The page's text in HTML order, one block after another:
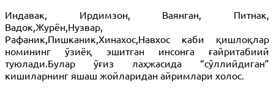
Индавак, Ирдимзон, Ваянган, Питнак,
Вадок,Журён,Нузвар,
Рафаник,Пишканик,Хинахос,Навхос каби қишлоқлар
номининг ўзиёқ эшитган инсонга ғайритабиий
туюлади.Булар ўғиз лаҳжасида “сўллийдиган”
кишиларнинг яшаш жойларидан айримлари холос.